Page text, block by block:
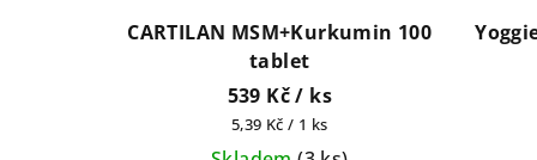
CARTILAN MSM+Kurkumin 100
tablet
539 Kč/ ks
Měrná
cena:
5,39 Kč / 1 ks